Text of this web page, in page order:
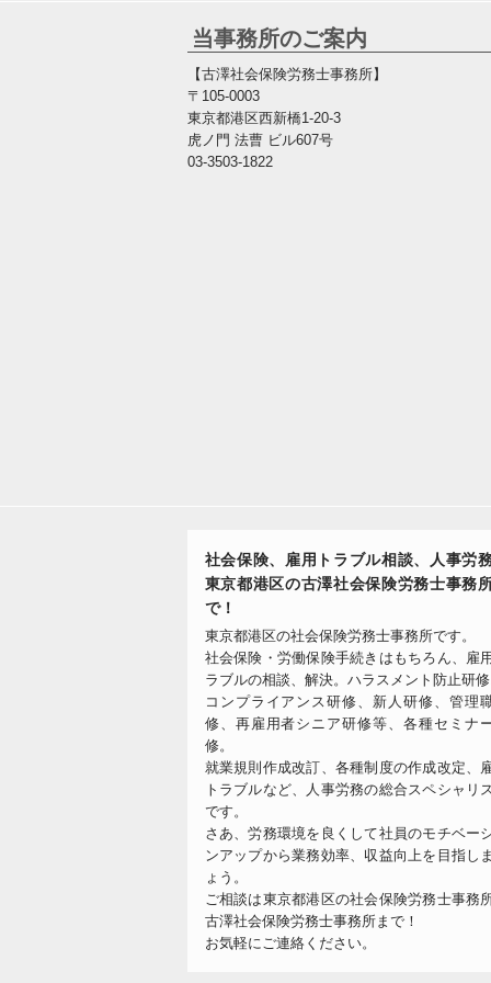
当事務所のご案内
【古澤社会保険労務士事務所】
〒105-0003
東京都港区西新橋1-20-3
虎ノ門 法曹 ビル607号
03-3503-1822
社会保険、雇用トラブル相談、人事労
東京都港区の古澤社会保険労務士事務
で！
東京都港区の社会保険労務士事務所です。
社会保険・労働保険手続きはもちろん、雇
ラブルの相談、解決。ハラスメント防止研修
コンプライアンス研修、新人研修、管理
修、再雇用者シニア研修等、各種セミナ
修。
就業規則作成改訂、各種制度の作成改定、
トラブルなど、人事労務の総合スペシャリ
です。
さあ、労務環境を良くして社員のモチベー
ンアップから業務効率、収益向上を目指し
ょう。
ご相談は東京都港区の社会保険労務士事務
古澤社会保険労務士事務所まで！
お気軽にご連絡ください。